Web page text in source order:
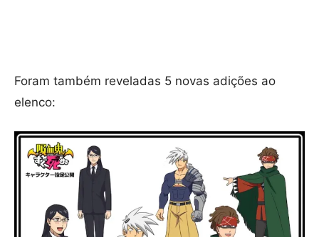
Foram também reveladas 5 novas adições ao
elenco: